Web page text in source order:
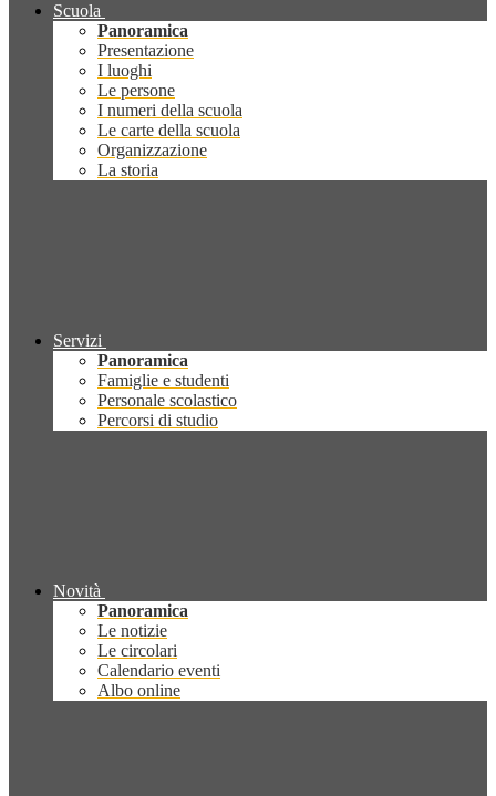
Scuola
Panoramica
Presentazione
I luoghi
Le persone
I numeri della scuola
Le carte della scuola
Organizzazione
La storia
Servizi
Panoramica
Famiglie e studenti
Personale scolastico
Percorsi di studio
Novità
Panoramica
Le notizie
Le circolari
Calendario eventi
Albo online